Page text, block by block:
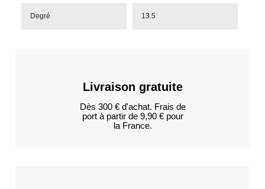
Degré 13.5
Livraison gratuite
Dès 300 € d'achat. Frais de
port à partir de 9,90 € pour
la France.